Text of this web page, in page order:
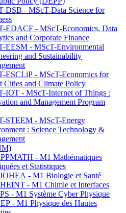
DSB - MScT-Data Science for
EDACF - MScT-Economics, Data
and Corporate Finance
EESM - MScT-Environmental
and Sustainability
ESCLiP - MScT-Economics for
Cities and Climate Policy
IOT - MScT-Internet of Things :
and Management Program
STEEM - MScT-Energy
: Science Technology &
- M1 Mathématiques
et Statistiques
- M1 Biologie et Santé
- M1 Chimie et Interfaces
- M1 Système Cyber Physique
- M1 Physique des Hautes